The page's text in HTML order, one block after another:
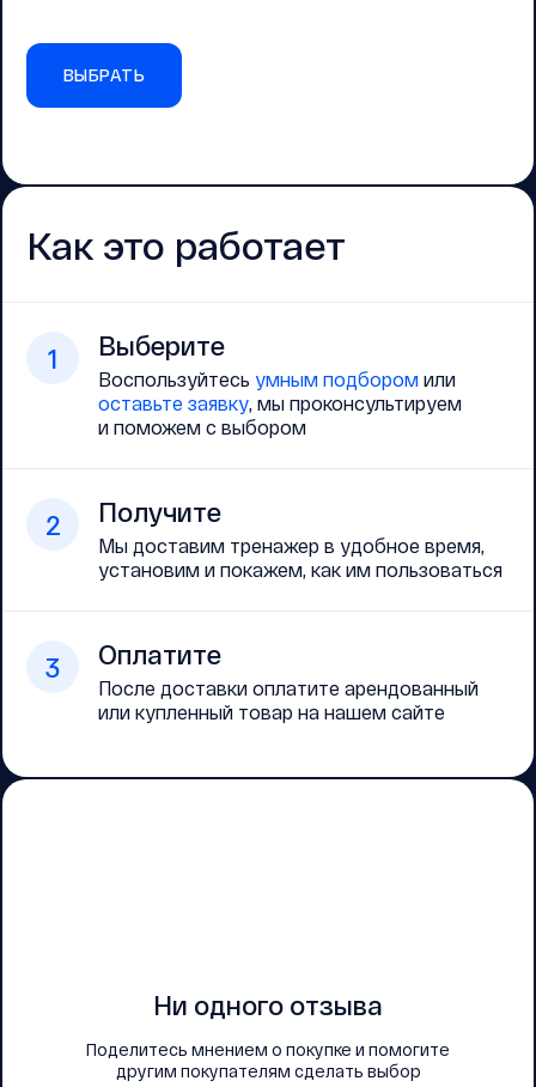
ВЫБРАТЬ
Как это работает
1 Выберите
Воспользуйтесь умным подбором или
оставьте заявку, мы проконсультируем
и поможем с выбором
2 Получите
Мы доставим тренажер в удобное время,
установим и покажем, как им пользоваться
3 Оплатите
После доставки оплатите арендованный
или купленный товар на нашем сайте
Ни одного отзыва
Поделитесь мнением о покупке и помогите
другим покупателям сделать выбор